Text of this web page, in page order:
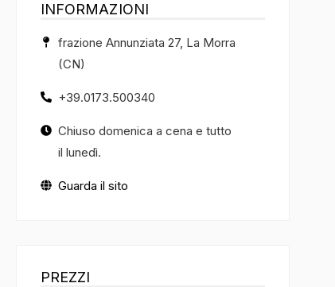
INFORMAZIONI
frazione Annunziata 27, La Morra
(CN)
+39.0173.500340
Chiuso domenica a cena e tutto
il lunedì.
Guarda il sito
PREZZI